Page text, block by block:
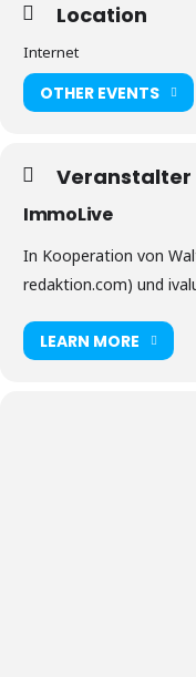
Location
Internet
OTHER EVENTS
Veranstalter
ImmoLive
In Kooperation von
redaktion.com) und
LEARN MORE